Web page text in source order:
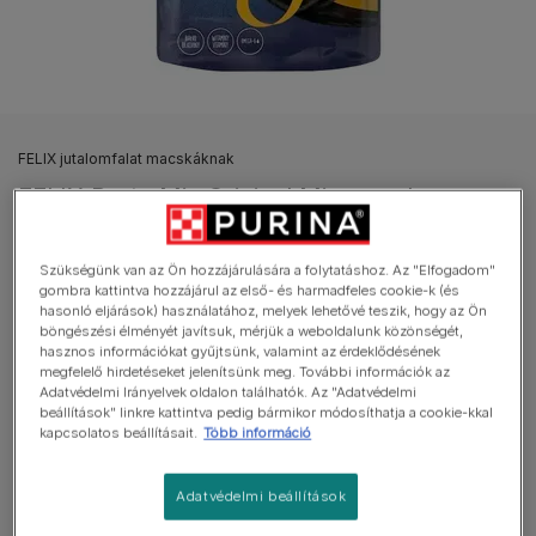
FELIX jutalomfalat macskáknak
FELIX Party Mix Original Mix macska
Átlagosan:4 (2szavazat)
Elérhető kiszerelés 60g, 200g
Ellenállhatatlanul ízletes, színpompás, játékos formájú
jutalomfalat.
Fehérjével, vitaminokkal omega-6 zsírsavakkal cicád
egészséges, boldog életéért.
Szükségünk van az Ön hozzájárulására a folytatáshoz. Az "Elfogadom"
gombra kattintva hozzájárul az első- és harmadfeles cookie-k (és
hasonló eljárások) használatához, melyek lehetővé teszik, hogy az Ön
böngészési élményét javítsuk, mérjük a weboldalunk közönségét,
hasznos információkat gyűjtsünk, valamint az érdeklődésének
megfelelő hirdetéseket jelenítsünk meg. További információk az
Adatvédelmi Irányelvek oldalon találhatók. Az "Adatvédelmi
beállítások" linkre kattintva pedig bármikor módosíthatja a cookie-kkal
kapcsolatos beállításait. Több információ
Adatvédelmi beállítások